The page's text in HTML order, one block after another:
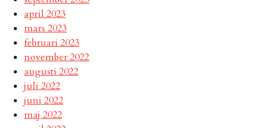
april 2023
mars 2023
februari 2023
november 2022
augusti 2022
juli 2022
juni 2022
maj 2022